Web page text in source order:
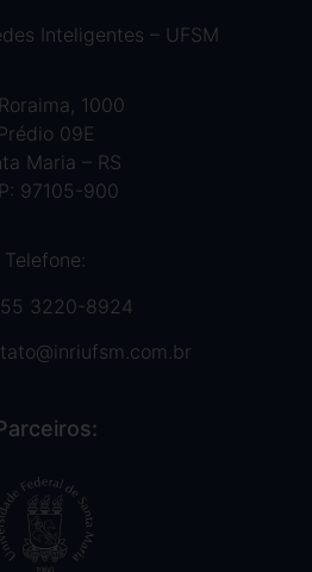
Inteligentes – UFSM
1000
Prédio 09E
Maria – RS
97105-900
Telefone:
3220-8924